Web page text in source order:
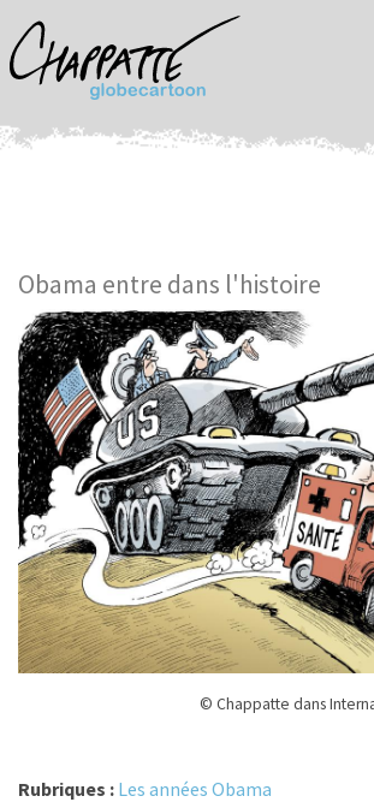
Obama entre dans l'histoire
© Chappatte dans
Rubriques : Les années Obama